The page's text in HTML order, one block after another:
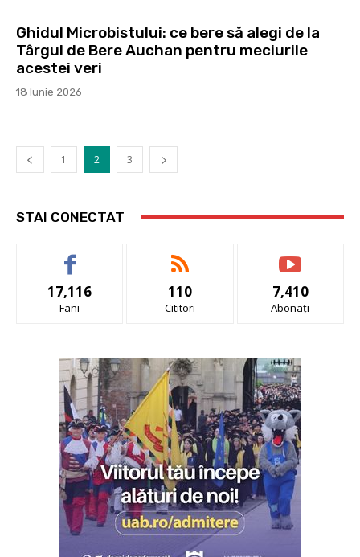
Ghidul Microbistului: ce bere să alegi de la
Târgul de Bere Auchan pentru meciurile
acestei veri
18 Iunie 2026
1 2 3
STAI CONECTAT
17,116
Fani
110
Cititori
7,410
Abonați